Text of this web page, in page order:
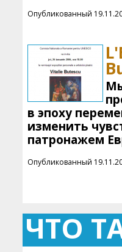
Опубликованный
в эпоху
изменить
патронажем
Опубликованный
ЧТО